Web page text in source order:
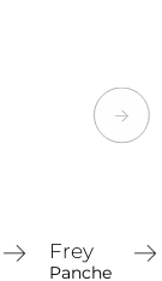
Frey
Panche